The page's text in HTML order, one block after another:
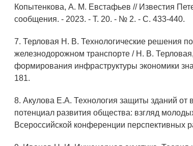
Копытенкова, А. М. Евстафьев // Известия
сообщения. - 2023. - Т. 20. - № 2. - С. 433-440.
7. Терловая Н. В. Технологические решения
железнодорожном транспорте / Н. В.
формирования инфраструктуры экономики
181.
8. Акулова Е.А. Технология защиты зданий
потенциал развития общества: взгляд
Всероссийской конференции перспективных